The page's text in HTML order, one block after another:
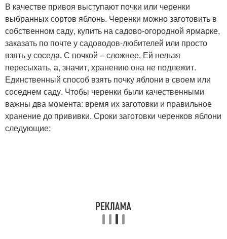
В качестве привоя выступают почки или черенки
выбранных сортов яблонь. Черенки можно заготовить в
собственном саду, купить на садово-огородной ярмарке,
заказать по почте у садоводов-любителей или просто
взять у соседа. С почкой – сложнее. Ей нельзя
пересыхать, а, значит, хранению она не подлежит.
Единственный способ взять почку яблони в своем или
соседнем саду. Чтобы черенки были качественными
важны два момента: время их заготовки и правильное
хранение до прививки. Сроки заготовки черенков яблони
следующие: